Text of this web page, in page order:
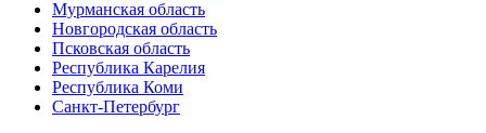
Мурманская область
Новгородская область
Псковская область
Республика Карелия
Республика Коми
Санкт-Петербург